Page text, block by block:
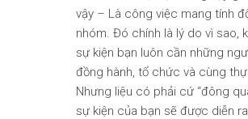
vậy – Là công việc mang tính
nhóm. Đó chính là lý do vì sao,
sự kiện bạn luôn cần những
đồng hành, tổ chức và cùng
Nhưng liệu có phải cứ “đông
sự kiện của bạn sẽ được diễn